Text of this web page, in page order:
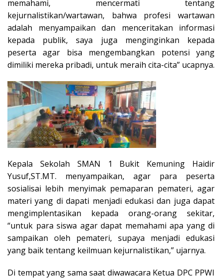
memahami, mencermati tentang
kejurnalistikan/wartawan, bahwa profesi wartawan
adalah menyampaikan dan menceritakan informasi
kepada publik, saya juga menginginkan kepada
peserta agar bisa mengembangkan potensi yang
dimiliki mereka pribadi, untuk meraih cita-cita” ucapnya.
Kepala Sekolah SMAN 1 Bukit Kemuning Haidir
Yusuf,ST.MT. menyampaikan, agar para peserta
sosialisai lebih menyimak pemaparan pemateri, agar
materi yang di dapati menjadi edukasi dan juga dapat
mengimplentasikan kepada orang-orang sekitar,
“untuk para siswa agar dapat memahami apa yang di
sampaikan oleh pemateri, supaya menjadi edukasi
yang baik tentang keilmuan kejurnalistikan,” ujarnya.
Di tempat yang sama saat diwawacara Ketua DPC PPWI